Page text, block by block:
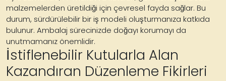
malzemelerden üretildiği için çevresel fayda sağlar. Bu
durum, sürdürülebilir bir iş modeli oluşturmanıza katkıda
bulunur. Ambalaj sürecinizde doğayı korumayı da
unutmamanız önemlidir.
İstiflenebilir Kutularla Alan
Kazandıran Düzenleme Fikirleri